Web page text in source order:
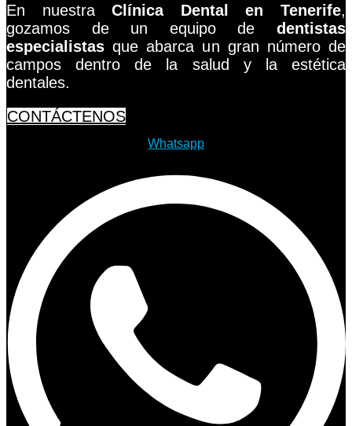
En nuestraClínica Dental en Tenerife,
gozamos de un equipo de dentistas
especialistas que abarca un gran número de
campos dentro de la salud y la estética
dentales.
CONTÁCTENOS
Whatsapp